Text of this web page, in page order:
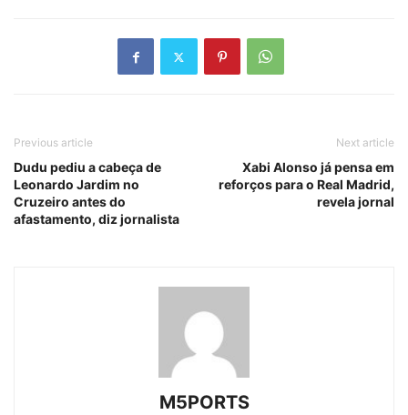
Previous article
Dudu pediu a cabeça de
Leonardo Jardim no
Cruzeiro antes do
afastamento, diz jornalista
Next article
Xabi Alonso já pensa em
reforços para o Real Madrid,
revela jornal
M5PORTS